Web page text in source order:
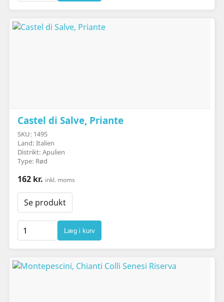
Castel di Salve, Priante
SKU: 1495
Land: Italien
Distrikt: Apulien
Type: Rød
162 kr. inkl. moms
Se produkt
Læg i kurv